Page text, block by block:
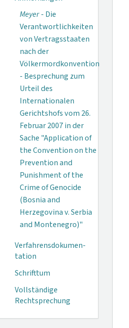
Meyer- Die
Verantwortlichkeiten
von Vertragsstaaten
nach der
Völkermordkonvention
- Besprechung zum
Urteil des
Internationalen
Gerichtshofs vom 26.
Februar 2007 in der
Sache "Application of
the Convention on the
Prevention and
Punishment of the
Crime of Genocide
(Bosnia and
Herzegovina v. Serbia
and Montenegro)"
Verfahrensdokumen­
tation
Schrifttum
Vollständige
Rechtsprechung